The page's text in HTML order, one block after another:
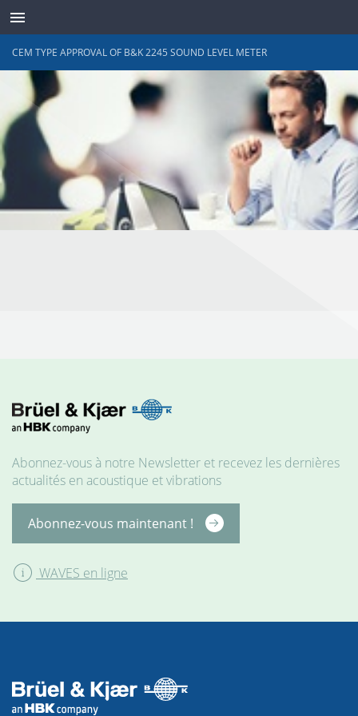
TRANSDUCTEURS
CEM TYPE APPROVAL OF B&K 2245 SOUND LEVEL METER
Abonnez-vous à notre Newsletter et recevez les dernières
actualités en acoustique et vibrations
Abonnez-vous maintenant !
WAVES en ligne